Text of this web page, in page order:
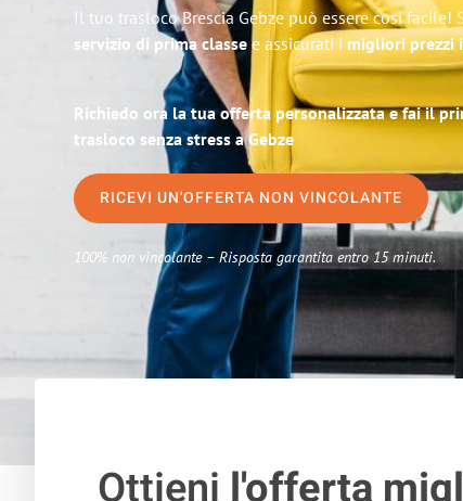
Il tuo trasloco Brescia Gebze può essere così facile!
servizio di prima classe e assicurati i migliori prezzi
Richiedo ora la tua offerta personalizzata e fai il
trasloco senza stress a Gebze
RICEVI UN'OFFERTA NON VINCOLANTE
100% non vincolante – Risposta garantita entro 15 minuti.